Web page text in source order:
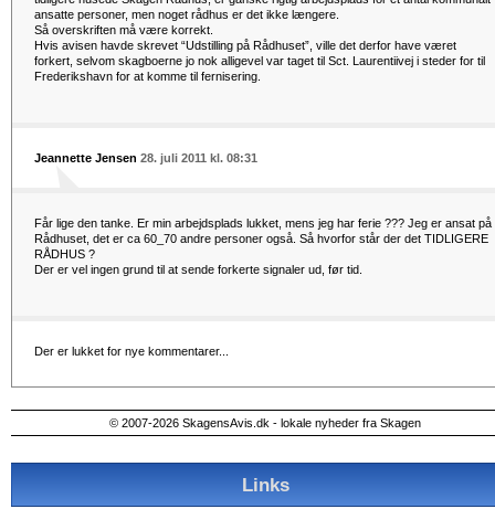
ansatte personer, men noget rådhus er det ikke længere.
Så overskriften må være korrekt.
Hvis avisen havde skrevet “Udstilling på Rådhuset”, ville det derfor have været
forkert, selvom skagboerne jo nok alligevel var taget til Sct. Laurentiivej i steder for til
Frederikshavn for at komme til fernisering.
Jeannette Jensen 28. juli 2011 kl. 08:31
Får lige den tanke. Er min arbejdsplads lukket, mens jeg har ferie ??? Jeg er ansat på
Rådhuset, det er ca 60_70 andre personer også. Så hvorfor står der det TIDLIGERE
RÅDHUS ?
Der er vel ingen grund til at sende forkerte signaler ud, før tid.
Der er lukket for nye kommentarer...
© 2007-2026 SkagensAvis.dk - lokale nyheder fra Skagen
Links